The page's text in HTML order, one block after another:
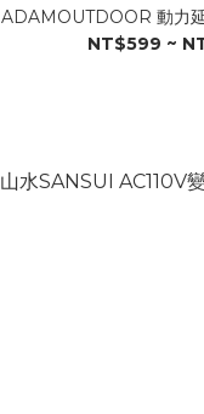
ADAMOUTDOOR 動力
NT$599 ~